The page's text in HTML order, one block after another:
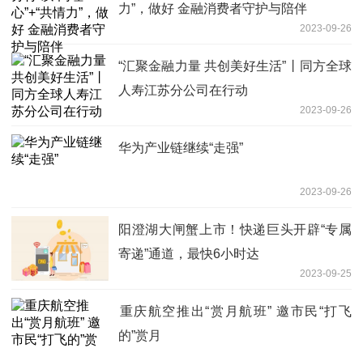
力”，做好 金融消费者守护与陪伴
2023-09-26
“汇聚金融力量 共创美好生活”丨同方全球
人寿江苏分公司在行动
2023-09-26
华为产业链继续“走强”
2023-09-26
阳澄湖大闸蟹上市！快递巨头开辟“专属
寄递”通道，最快6小时达
2023-09-25
​重庆航空推出“赏月航班” 邀市民“打飞
的”赏月